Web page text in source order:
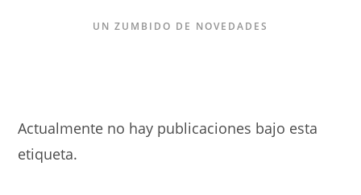
UN ZUMBIDO DE NOVEDADES
Actualmente no hay publicaciones bajo esta
etiqueta.